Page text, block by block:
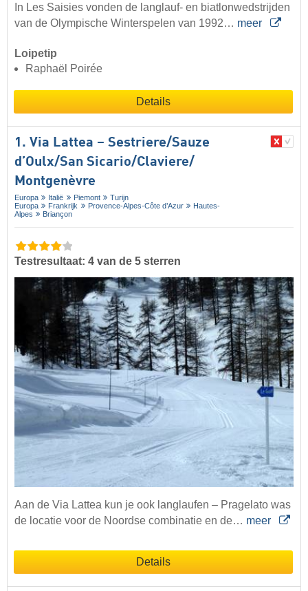
In Les Saisies vonden de langlauf- en biatlonwedstrijden
van de Olympische Winterspelen van 1992… meer
Loipetip
Raphaël Poirée
Details
1. Via Lattea – Sestriere/​Sauze
d’Oulx/​San Sicario/​Claviere/​
Montgenèvre
Europa Italië Piemont
Turijn
Europa
Frankrijk Provence-Alpes-Côte d’Azur
Hautes-
Alpes
Briançon
Testresultaat: 4 van de 5 sterren
Aan de Via Lattea kun je ook langlaufen – Pragelato was
de locatie voor de Noordse combinatie en de… meer
Details